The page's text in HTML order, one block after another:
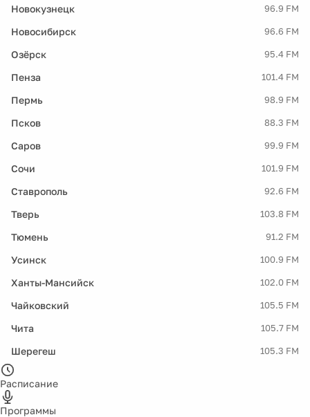
Новокузнецк 96.9 FM
Новосибирск 96.6 FM
Озёрск 95.4 FM
Пенза 101.4 FM
Пермь 98.9 FM
Псков 88.3 FM
Саров 99.9 FM
Сочи 101.9 FM
Ставрополь 92.6 FM
Тверь 103.8 FM
Тюмень 91.2 FM
Усинск 100.9 FM
Ханты-Мансийск 102.0 FM
Чайковский 105.5 FM
Чита 105.7 FM
Шерегеш 105.3 FM
Расписание
Программы